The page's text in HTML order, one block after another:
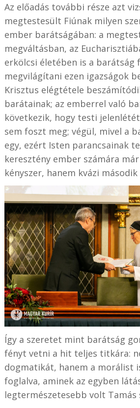
Az előadás további része azt
megtestesült Fiúnak milyen
ember barátságában: a
megváltásban, az
erkölcsi életében is a barátság
megvilágítani ezen igazságok
Krisztus elégtétele
barátainak; az emberrel való
következik, hogy testi
sem foszt meg; végül, mivel a
egy, ezért Isten parancsainak
keresztény ember számára
kényszer, hanem kvázi
Így a szeretet mint barátság
fényt vetni a hit teljes titkára:
dogmatikát, hanem a morálist
foglalva, aminek az egyben
legtermészetesebb volt Tamás